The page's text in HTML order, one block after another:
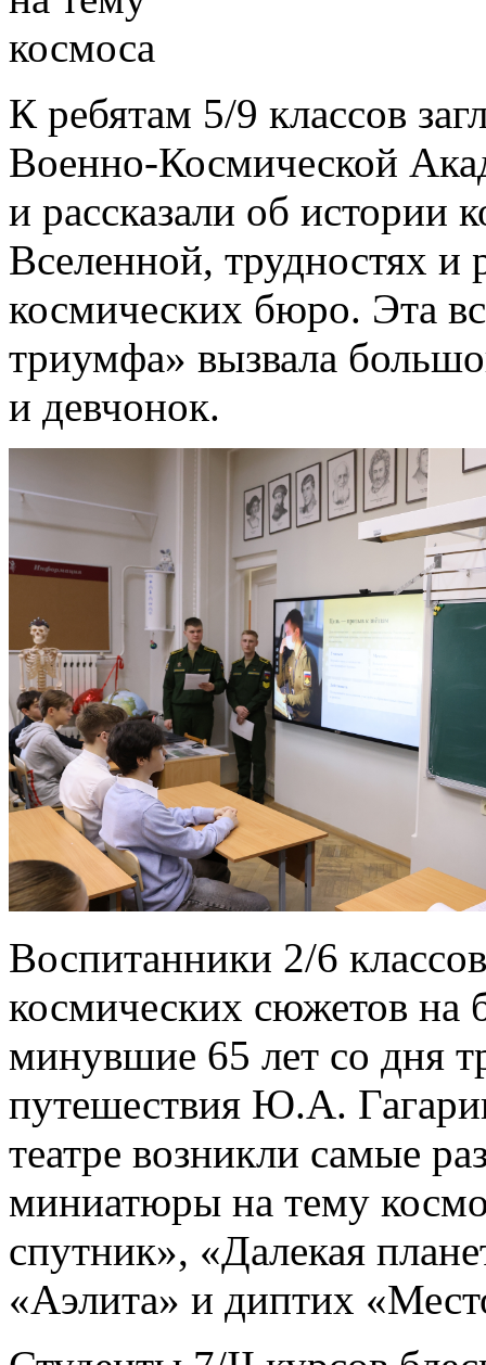
К ребятам 5/9 классов
Военно-Космической
и рассказали об истории
Вселенной, трудностях и
космических бюро. Эта
триумфа» вызвала
и девчонок.
Воспитанники 2/6
космических сюжетов на
минувшие 65 лет со дня
путешествия Ю.А.
театре возникли самые
миниатюры на тему
спутник», «Далекая
«Аэлита» и диптих